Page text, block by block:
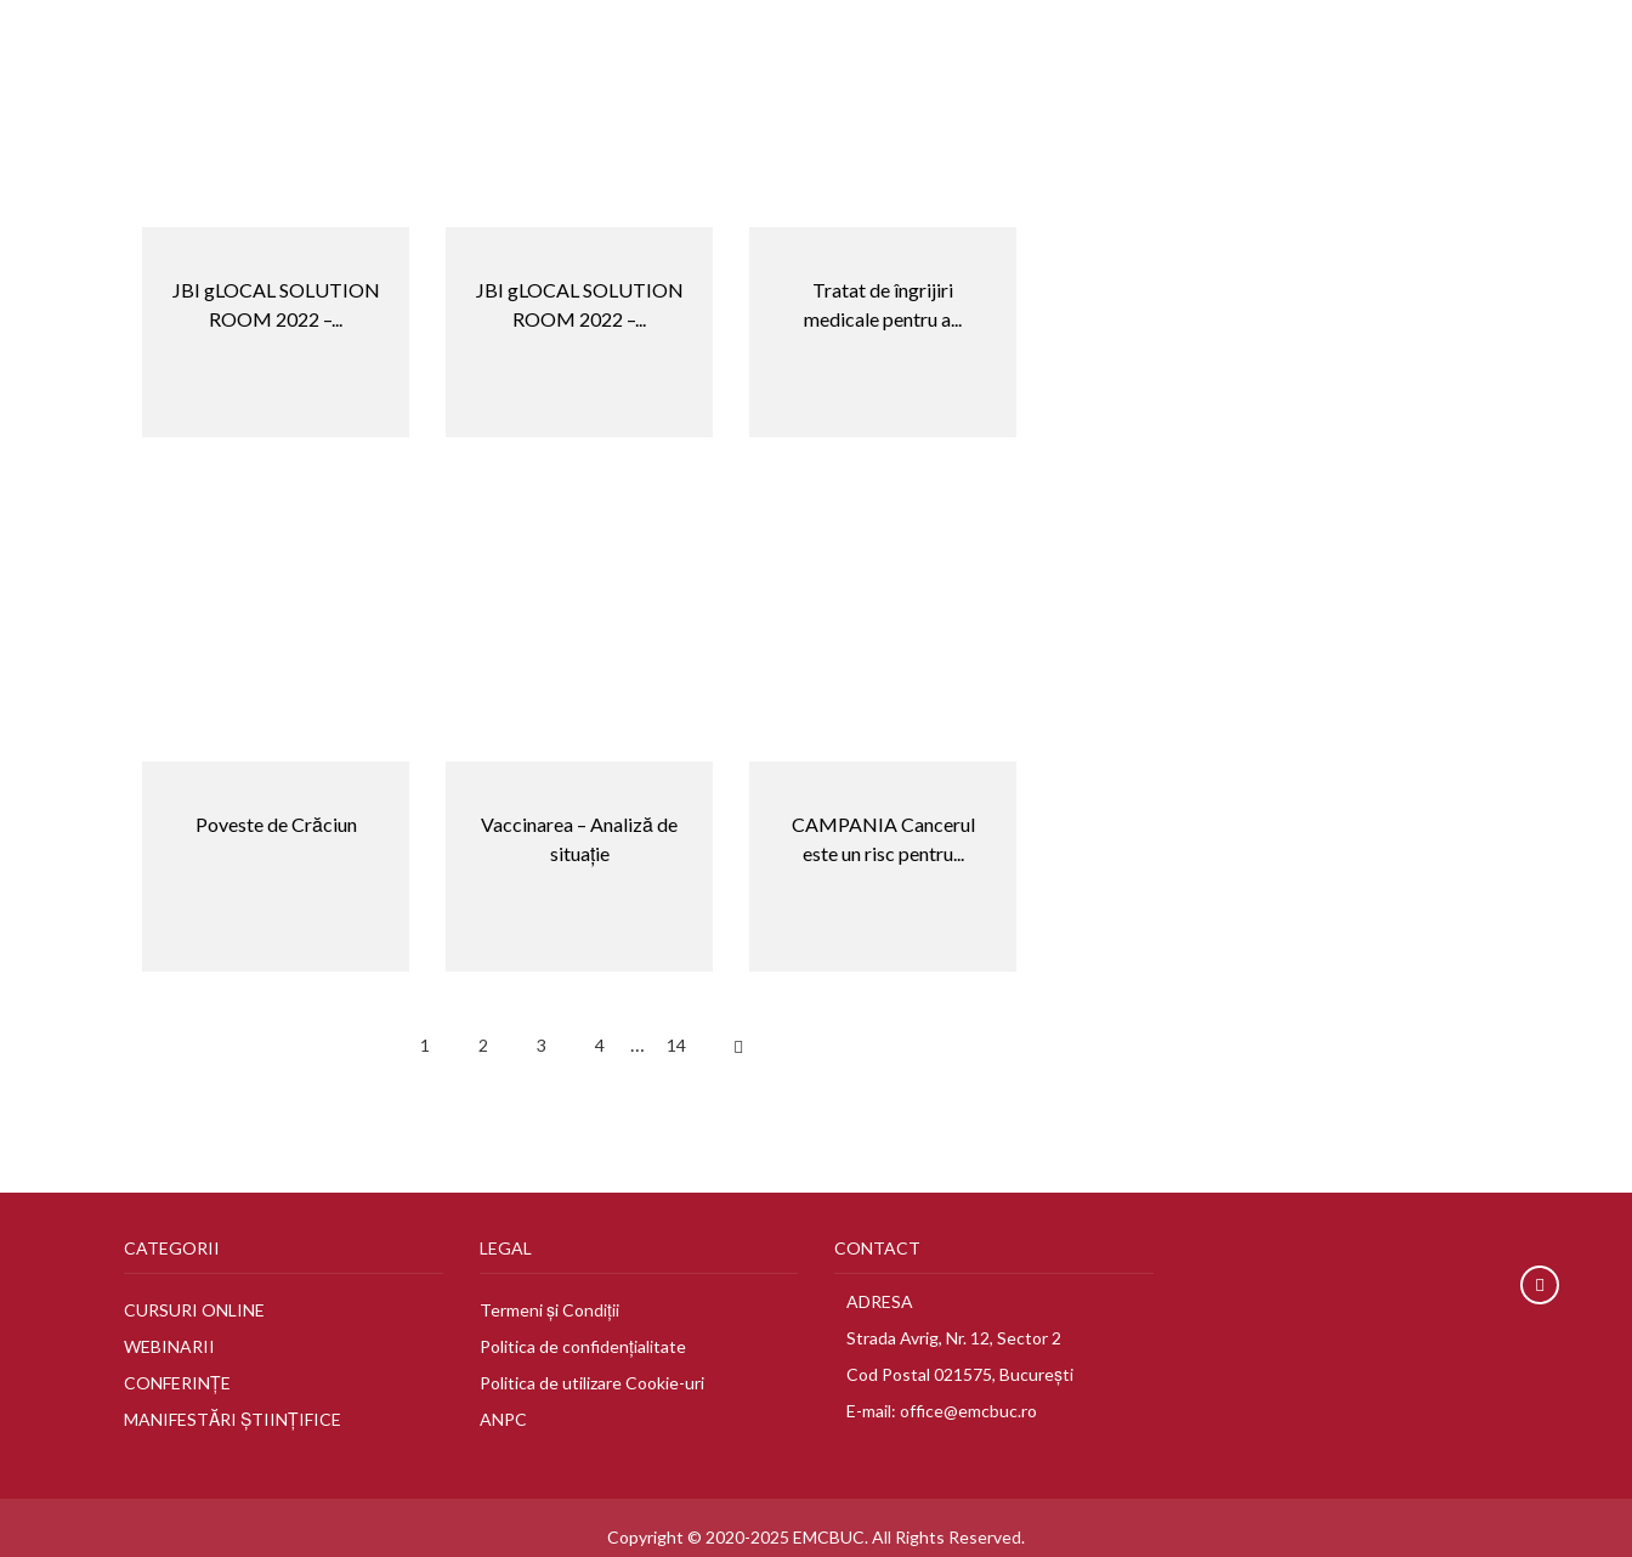
JBI gLOCAL SOLUTION
ROOM 2022 –...
JBI gLOCAL SOLUTION
ROOM 2022 –...
Tratat de îngrijiri
medicale pentru a...
Poveste de Crăciun
Vaccinarea – Analiză de
situație
CAMPANIA Cancerul
este un risc pentru...
1 2 3 4 … 14
CATEGORII
CURSURI ONLINE
WEBINARII
CONFERINȚE
MANIFESTĂRI ȘTIINȚIFICE
LEGAL
Termeni și Condiții
Politica de confidențialitate
Politica de utilizare Cookie-uri
ANPC
CONTACT
ADRESA
Strada Avrig, Nr. 12, Sector 2
Cod Postal 021575, București
E-mail: office@emcbuc.ro
Copyright © 2020-2025 EMCBUC. All Rights Reserved.